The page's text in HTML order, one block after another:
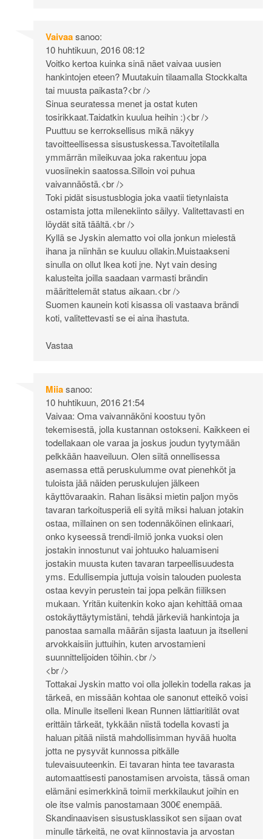
Vaivaasanoo:
10 huhtikuun, 2016 08:12
Voitko kertoa kuinka sinä näet vaivaa uusien
hankintojen eteen? Muutakuin tilaamalla Stockkalta
tai muusta paikasta?<br />
Sinua seuratessa menet ja ostat kuten
tosirikkaat.Taidatkin kuulua heihin :)<br />
Puuttuu se kerroksellisus mikä näkyy
tavoitteellisessa sisustuskessa.Tavoitetilalla
ymmärrän mileikuvaa joka rakentuu jopa
vuosiinekin saatossa.Silloin voi puhua
vaivannäöstä.<br />
Toki pidät sisustusblogia joka vaatii tietynlaista
ostamista jotta milenekiinto säilyy. Valitettavasti en
löydät sitä täältä.<br />
Kyllä se Jyskin alematto voi olla jonkun mielestä
ihana ja niinhän se kuuluu ollakin.Muistaakseni
sinulla on ollut Ikea koti jne. Nyt vain desing
kalusteita joilla saadaan varmasti brändin
määrittelemät status aikaan.<br />
Suomen kaunein koti kisassa oli vastaava brändi
koti, valitettevasti se ei aina ihastuta.
Vastaa
Miiasanoo:
10 huhtikuun, 2016 21:54
Vaivaa: Oma vaivannäköni koostuu työn
tekemisestä, jolla kustannan ostokseni. Kaikkeen ei
todellakaan ole varaa ja joskus joudun tyytymään
pelkkään haaveiluun. Olen siitä onnellisessa
asemassa että peruskulumme ovat pienehköt ja
tuloista jää näiden peruskulujen jälkeen
käyttövaraakin. Rahan lisäksi mietin paljon myös
tavaran tarkoitusperiä eli syitä miksi haluan jotakin
ostaa, millainen on sen todennäköinen elinkaari,
onko kyseessä trendi-ilmiö jonka vuoksi olen
jostakin innostunut vai johtuuko haluamiseni
jostakin muusta kuten tavaran tarpeellisuudesta
yms. Edullisempia juttuja voisin talouden puolesta
ostaa kevyin perustein tai jopa pelkän fiiliksen
mukaan. Yritän kuitenkin koko ajan kehittää omaa
ostokäyttäytymistäni, tehdä järkeviä hankintoja ja
panostaa samalla määrän sijasta laatuun ja itselleni
arvokkaisiin juttuihin, kuten arvostamieni
suunnittelijoiden töihin.<br />
<br />
Tottakai Jyskin matto voi olla jollekin todella rakas ja
tärkeä, en missään kohtaa ole sanonut etteikö voisi
olla. Minulle itselleni Ikean Runnen lättiaritilät ovat
erittäin tärkeät, tykkään niistä todella kovasti ja
haluan pitää niistä mahdollisimman hyvää huolta
jotta ne pysyvät kunnossa pitkälle
tulevaisuuteenkin. Ei tavaran hinta tee tavarasta
automaattisesti panostamisen arvoista, tässä oman
elämäni esimerkkinä toimii merkkilaukut joihin en
ole itse valmis panostamaan 300€ enempää.
Skandinaavisen sisustusklassikot sen sijaan ovat
minulle tärkeitä, ne ovat kiinnostavia ja arvostan